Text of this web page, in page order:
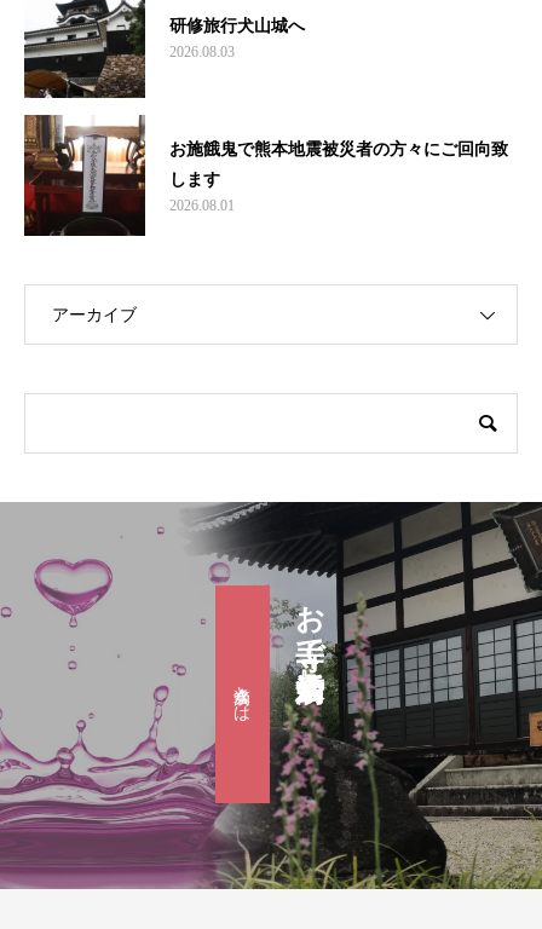
研修旅行犬山城へ
2026.08.03
お施餓鬼で熊本地震被災者の方々にご回向致
します
2026.08.01
アーカイブ
お寺で婚活『滴水会』
滴水会とは